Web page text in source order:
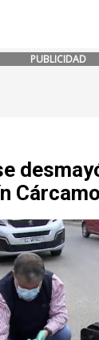
PUBLICIDAD